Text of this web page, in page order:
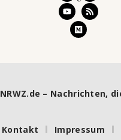
NRWZ.de – Nachrichten,
Kontakt Impressum